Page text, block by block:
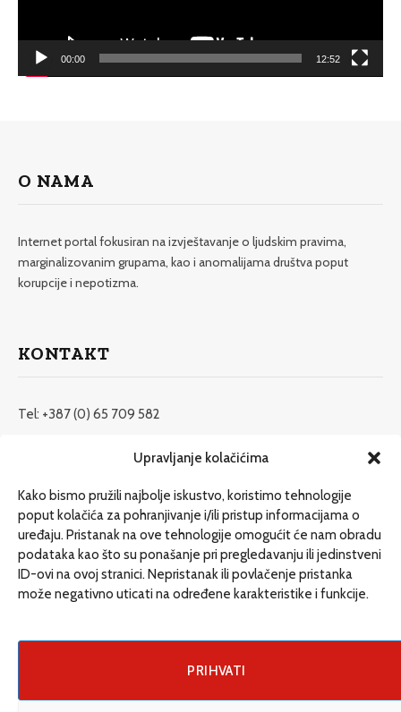
Upravljanje kolačićima
Kako bismo pružili najbolje iskustvo, koristimo tehnologije
poput kolačića za pohranjivanje i/ili pristup informacijama o
uređaju. Pristanak na ove tehnologije omogućit će nam obradu
podataka kao što su ponašanje pri pregledavanju ili jedinstveni
ID-ovi na ovoj stranici. Nepristanak ili povlačenje pristanka
može negativno uticati na određene karakteristike i funkcije.
PRIHVATI
00:00 12:52
O NAMA
Internet portal fokusiran na izvještavanje o ljudskim pravima,
marginalizovanim grupama, kao i anomalijama društva poput
korupcije i nepotizma.
KONTAKT
Tel: +387 (0) 65 709 582
redakcija@etrafika.net
Dosije
Drugi pišu
Društvo